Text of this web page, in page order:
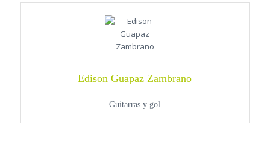
Edison Guapaz Zambrano
Guitarras y gol